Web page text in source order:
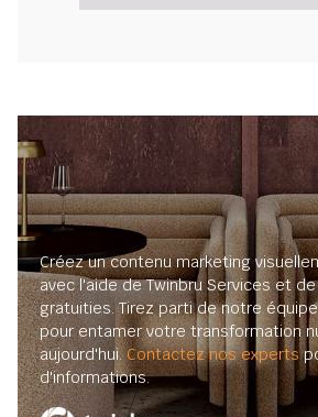
Créez un contenu marketing
avec l'aide de Twinbru Services et
gratuities. Tirez parti de notre
pour entamer votre transformation
aujourd'hui.Contactez nos experts
d'informations.